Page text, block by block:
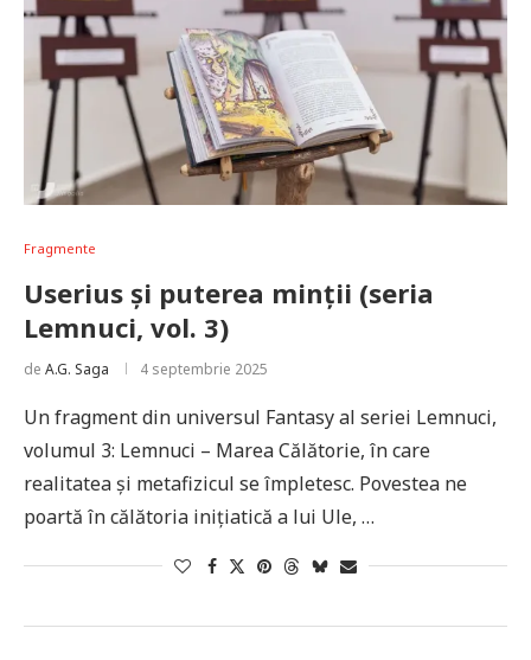
Fragmente
Userius și puterea minții (seria
Lemnuci, vol. 3)
de A.G. Saga 4 septembrie 2025
Un fragment din universul Fantasy al seriei Lemnuci,
volumul 3: Lemnuci – Marea Călătorie, în care
realitatea și metafizicul se împletesc. Povestea ne
poartă în călătoria inițiatică a lui Ule, …